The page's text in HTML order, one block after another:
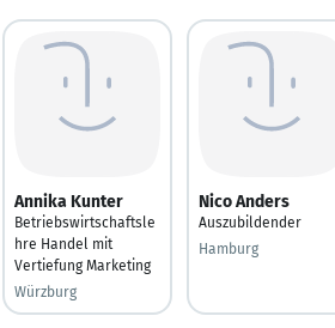
Annika Kunter
Betriebswirtschaftsle
hre Handel mit
Vertiefung Marketing
Würzburg
Nico Anders
Auszubildender
Hamburg